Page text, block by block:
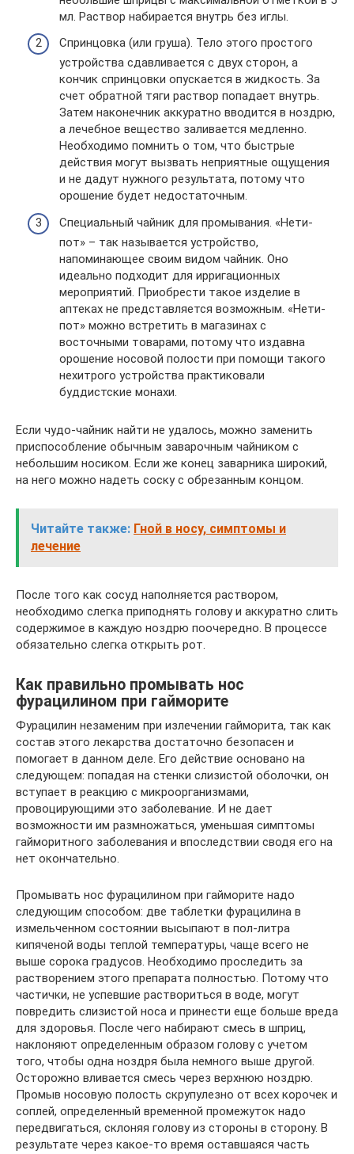
мл. Раствор набирается внутрь без иглы.
Спринцовка (или груша). Тело этого простого
устройства сдавливается с двух сторон, а
кончик спринцовки опускается в жидкость. За
счет обратной тяги раствор попадает внутрь.
Затем наконечник аккуратно вводится в ноздрю,
а лечебное вещество заливается медленно.
Необходимо помнить о том, что быстрые
действия могут вызвать неприятные ощущения
и не дадут нужного результата, потому что
орошение будет недостаточным.
Специальный чайник для промывания. «Нети-
пот» – так называется устройство,
напоминающее своим видом чайник. Оно
идеально подходит для ирригационных
мероприятий. Приобрести такое изделие в
аптеках не представляется возможным. «Нети-
пот» можно встретить в магазинах с
восточными товарами, потому что издавна
орошение носовой полости при помощи такого
нехитрого устройства практиковали
буддистские монахи.
Если чудо-чайник найти не удалось, можно заменить
приспособление обычным заварочным чайником с
небольшим носиком. Если же конец заварника широкий,
на него можно надеть соску с обрезанным концом.
Читайте также: Гной в носу, симптомы и
лечение
После того как сосуд наполняется раствором,
необходимо слегка приподнять голову и аккуратно слить
содержимое в каждую ноздрю поочередно. В процессе
обязательно слегка открыть рот.
Как правильно промывать нос
фурацилином при гайморите
Фурацилин незаменим при излечении гайморита, так как
состав этого лекарства достаточно безопасен и
помогает в данном деле. Его действие основано на
следующем: попадая на стенки слизистой оболочки, он
вступает в реакцию с микроорганизмами,
провоцирующими это заболевание. И не дает
возможности им размножаться, уменьшая симптомы
гайморитного заболевания и впоследствии сводя его на
нет окончательно.
Промывать нос фурацилином при гайморите надо
следующим способом: две таблетки фурацилина в
измельченном состоянии высыпают в пол-литра
кипяченой воды теплой температуры, чаще всего не
выше сорока градусов. Необходимо проследить за
растворением этого препарата полностью. Потому что
частички, не успевшие раствориться в воде, могут
повредить слизистой носа и принести еще больше вреда
для здоровья. После чего набирают смесь в шприц,
наклоняют определенным образом голову с учетом
того, чтобы одна ноздря была немного выше другой.
Осторожно вливается смесь через верхнюю ноздрю.
Промыв носовую полость скрупулезно от всех корочек и
соплей, определенный временной промежуток надо
передвигаться, склоняя голову из стороны в сторону. В
результате через какое-то время оставшаяся часть